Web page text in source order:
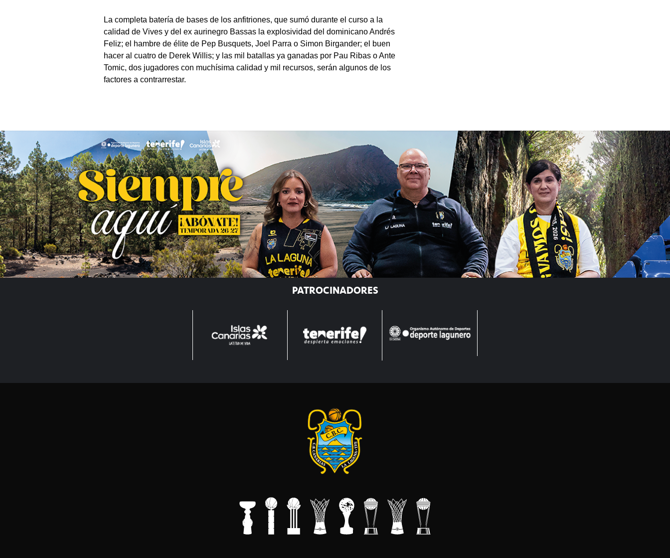
La completa batería de bases de los anfitriones, que sumó durante el curso a la
calidad de Vives y del ex aurinegro Bassas la explosividad del dominicano Andrés
Feliz; el hambre de élite de Pep Busquets, Joel Parra o Simon Birgander; el buen
hacer al cuatro de Derek Willis; y las mil batallas ya ganadas por Pau Ribas o Ante
Tomic, dos jugadores con muchísima calidad y mil recursos, serán algunos de los
factores a contrarrestar.
PATROCINADORES